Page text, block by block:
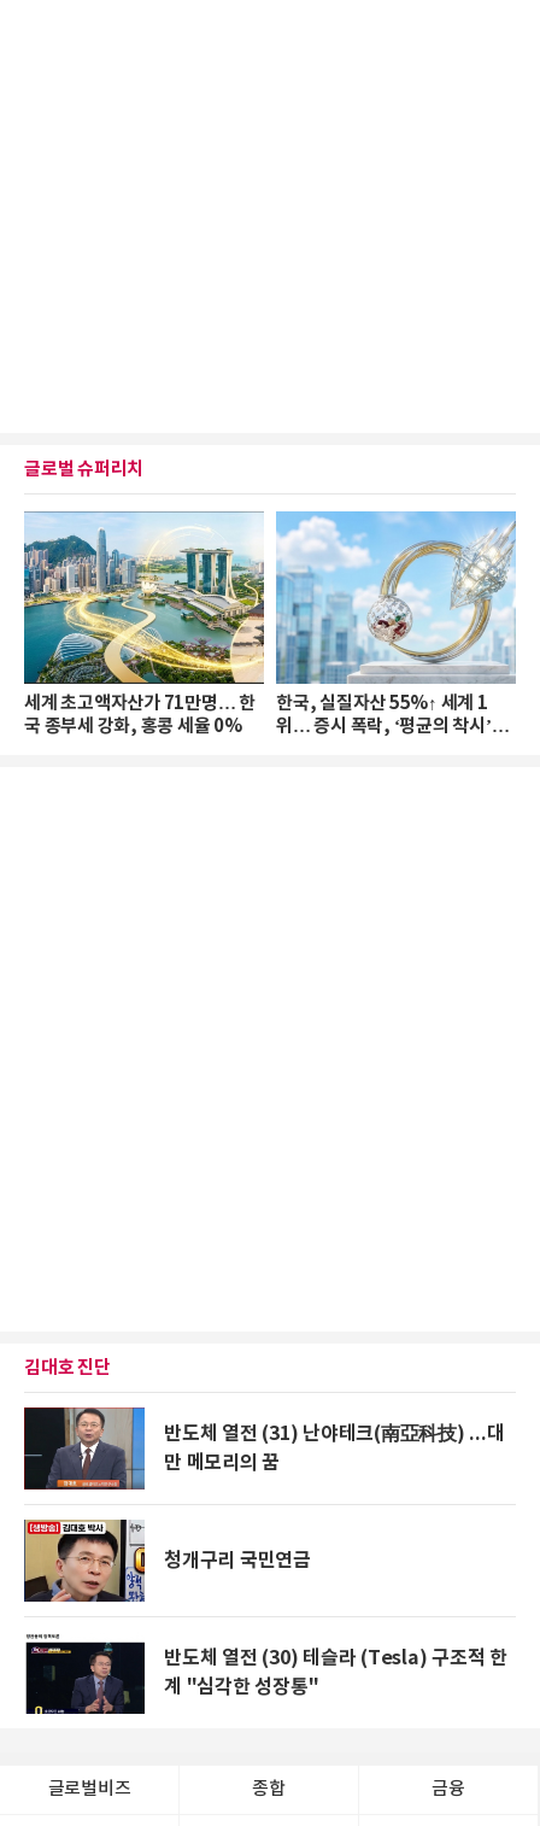
글로벌 슈퍼리치
세계 초고액자산가 71만명… 한
국 종부세 강화, 홍콩 세율 0%
한국, 실질자산 55%↑ 세계 1
위… 증시 폭락, ‘평균의 착시’와
김대호 진단
반도체 열전 (31) 난야테크(南亞科技) ...대
만 메모리의 꿈
청개구리 국민연금
반도체 열전 (30) 테슬라 (Tesla) 구조적 한
계 "심각한 성장통"
글로벌비즈 종합 금융